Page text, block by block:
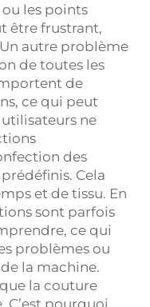
les points
être frustrant,
autre problème
de toutes les
de
ce qui peut
ne
des
Cela
et de tissu. En
sont parfois
ce qui
problèmes ou
la machine.
que la couture
pourquoi